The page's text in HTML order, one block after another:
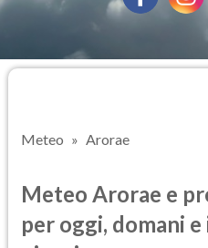
Meteo Arorae
Meteo Arorae e
per oggi, domani